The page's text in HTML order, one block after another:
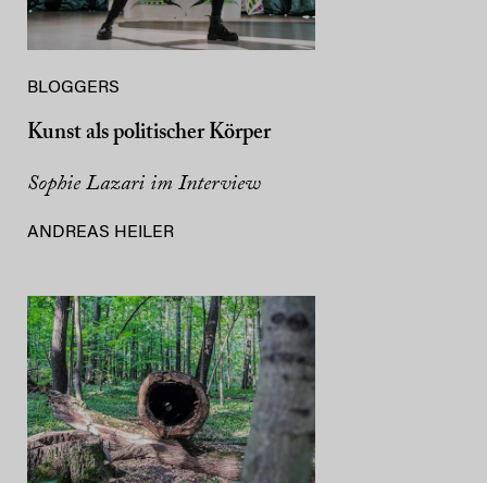
BLOGGERS
Kunst als politischer Körper
Sophie Lazari im Interview
ANDREAS HEILER